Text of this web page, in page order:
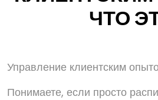
ЧТО
Управление клиентским
Понимаете, если просто